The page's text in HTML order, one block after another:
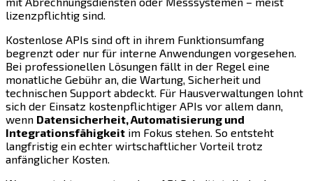
lizenzpflichtig sind.
Kostenlose APIs sind oft in ihrem Funktionsumfang
begrenzt oder nur für interne Anwendungen vorgesehen.
Bei professionellen Lösungen fällt in der Regel eine
monatliche Gebühr an, die Wartung, Sicherheit und
technischen Support abdeckt. Für Hausverwaltungen lohnt
sich der Einsatz kostenpflichtiger APIs vor allem dann,
wenn Datensicherheit, Automatisierung und
Integrationsfähigkeit im Fokus stehen. So entsteht
langfristig ein echter wirtschaftlicher Vorteil trotz
anfänglicher Kosten.